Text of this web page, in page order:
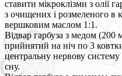
ставити мікроклізми з олії
з очищених і розмеленого в
вершковим маслом 1:1.
Відвар гарбуза з медом (200
прийнятий на ніч по 3
центральну нервову
сну.